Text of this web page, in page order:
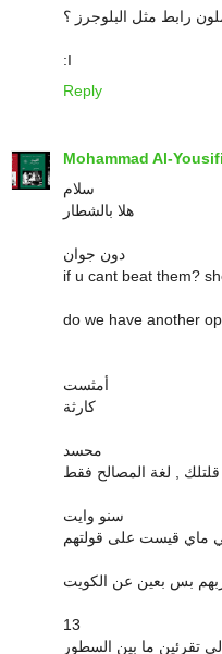
رابط مثل البلوجرز ؟
:I
Reply
Mohammad Al-Yousifi
سلام
هلا بالشطار
دون جوان
if u cant beat them?
do we have another
أمثست
كارثة
محسد
قلتلك , لغة المصالح فقط
سنو وايت
ماي قيست على قولتهم
بس بعين عن الكويت
13
تقرئين ما بين السطور